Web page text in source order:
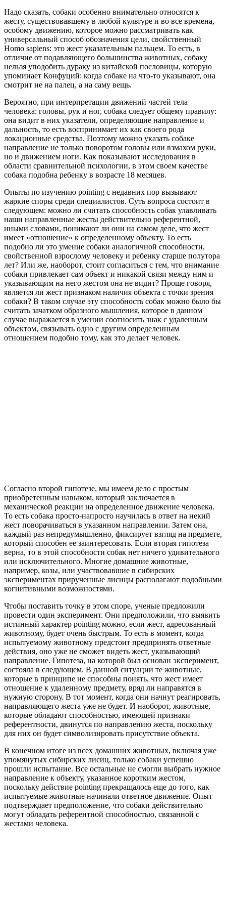
Надо сказать, собаки особенно внимательно относятся к
жесту, существовавшему в любой культуре и во все времена,
особому движению, которое можно рассматривать как
универсальный способ обозначения цели, свойственный
Homo sapiens: это жест указательным пальцем. То есть, в
отличие от подавляющего большинства животных, собаку
нельзя уподобить дураку из китайской пословицы, которую
упоминает Конфуций: когда собаке на что-то указывают, она
смотрит не на палец, а на саму вещь.
Вероятно, при интерпретации движений частей тела
человека: головы, рук и ног, собака следует общему правилу:
она видит в них указатели, определяющие направление и
дальность, то есть воспринимает их как своего рода
локационные средства. Поэтому можно указать собаке
направление не только поворотом головы или взмахом руки,
но и движением ноги. Как показывают исследования в
области сравнительной психологии, в этом своем качестве
собака подобна ребенку в возрасте 18 месяцев.
Опыты по изучению pointing с недавних пор вызывают
жаркие споры среди специалистов. Суть вопроса состоит в
следующем: можно ли считать способность собак улавливать
наши направленные жесты действительно референтной,
иными словами, понимают ли они на самом деле, что жест
имеет «отношение» к определенному объекту. То есть
подобно ли это умение собаки аналогичной способности,
свойственной взрослому человеку и ребенку старше полутора
лет? Или же, наоборот, стоит согласиться с тем, что внимание
собаки привлекает сам объект и никакой связи между ним и
указывающим на него жестом она не видит? Проще говоря,
является ли жест признаком наличия объекта с точки зрения
собаки? В таком случае эту способность собак можно было бы
считать зачатком образного мышления, которое в данном
случае выражается в умении соотносить знак с удаленным
объектом, связывать одно с другим определенным
отношением подобно тому, как это делает человек.
Согласно второй гипотезе, мы имеем дело с простым
приобретенным навыком, который заключается в
механической реакции на определенное движение человека.
То есть собака просто-напросто научилась в ответ на некий
жест поворачиваться в указанном направлении. Затем она,
каждый раз непредумышленно, фиксирует взгляд на предмете,
который способен ее заинтересовать. Если вторая гипотеза
верна, то в этой способности собак нет ничего удивительного
или исключительного. Многие домашние животные,
например, козы, или участвовавшие в сибирских
экспериментах прирученные лисицы располагают подобными
когнитивными возможностями.
Чтобы поставить точку в этом споре, ученые предложили
провести один эксперимент. Они предположили, что выявить
истинный характер pointing можно, если жест, адресованный
животному, будет очень быстрым. То есть в момент, когда
испытуемому животному предстоит предпринять ответные
действия, оно уже не сможет видеть жест, указывающий
направление. Гипотеза, на которой был основан эксперимент,
состояла в следующем. В данной ситуации те животные,
которые в принципе не способны понять, что жест имеет
отношение к удаленному предмету, вряд ли направятся в
нужную сторону. В тот момент, когда они начнут реагировать,
направляющего жеста уже не будет. И наоборот, животные,
которые обладают способностью, имеющей признаки
референтности, двинутся по направлению жеста, поскольку
для них он будет символизировать присутствие объекта.
В конечном итоге из всех домашних животных, включая уже
упомянутых сибирских лисиц, только собаки успешно
прошли испытание. Все остальные не смогли выбрать нужное
направление к объекту, указанное коротким жестом,
поскольку действие pointing прекращалось еще до того, как
испытуемые животные начинали ответное движение. Опыт
подтверждает предположение, что собаки действительно
могут обладать референтной способностью, связанной с
жестами человека.